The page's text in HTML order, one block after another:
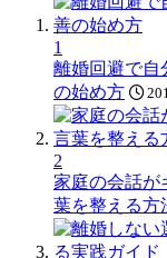
1
離婚回避で自
の始め方
2
家庭の会話が
葉を整える方